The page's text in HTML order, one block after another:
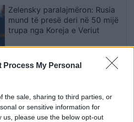
Process My Personal
the sale, sharing to third parties, or
or sensitive information for
us, please use the below opt-out
Zelensky paralajmëron: Rusia
mund të presë deri në 50 mijë
trupa nga Koreja e Veriut
Ditëve shumë të nxehta po u
temperaturave